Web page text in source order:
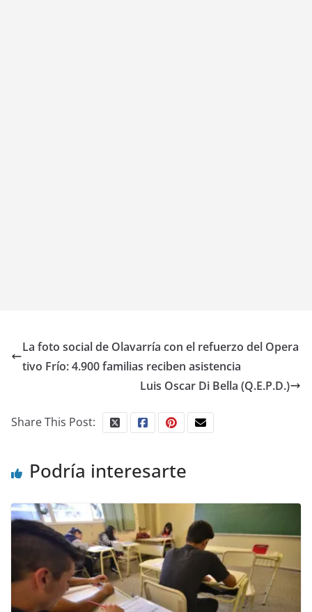
La foto social de Olavarría con el refuerzo del Opera
tivo Frío: 4.900 familias reciben asistencia
Luis Oscar Di Bella (Q.E.P.D.)
Share This Post:
Podría interesarte